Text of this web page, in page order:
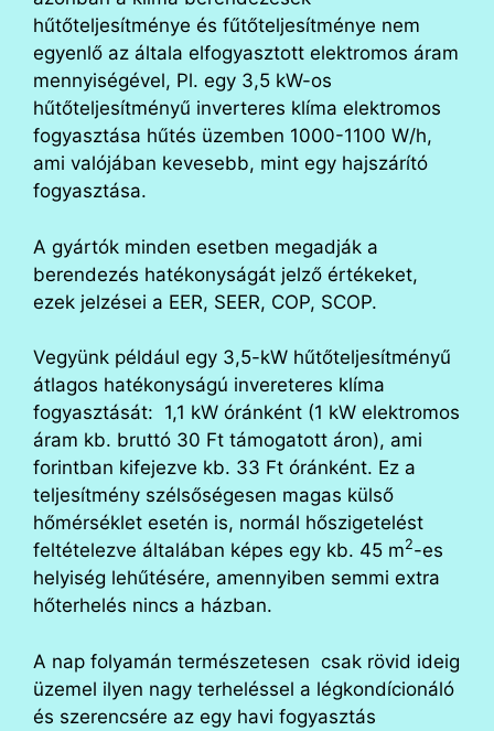
hűtőteljesítménye és fűtőteljesítménye nem
egyenlő az általa elfogyasztott elektromos áram
mennyiségével, Pl. egy 3,5 kW-os
hűtőteljesítményű inverteres klíma elektromos
fogyasztása hűtés üzemben 1000-1100 W/h,
ami valójában kevesebb, mint egy hajszárító
fogyasztása.
A gyártók minden esetben megadják a
berendezés hatékonyságát jelző értékeket,
ezek jelzései a EER, SEER, COP, SCOP.
Vegyünk például egy 3,5-kW hűtőteljesítményű
átlagos hatékonyságú invereteres klíma
fogyasztását: 1,1 kW óránként (1 kW elektromos
áram kb. bruttó 30 Ft támogatott áron), ami
forintban kifejezve kb. 33 Ft óránként. Ez a
teljesítmény szélsőségesen magas külső
hőmérséklet esetén is, normál hőszigetelést
feltételezve általában képes egy kb. 45 m2-es
helyiség lehűtésére, amennyiben semmi extra
hőterhelés nincs a házban.
A nap folyamán természetesen csak rövid ideig
üzemel ilyen nagy terheléssel a légkondícionáló
és szerencsére az egy havi fogyasztás